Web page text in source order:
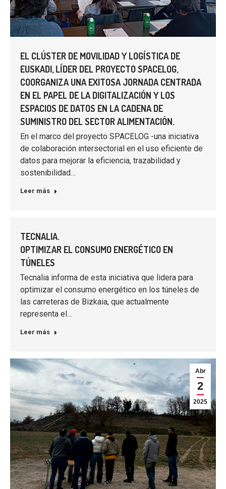
EL CLÚSTER DE MOVILIDAD Y LOGÍSTICA DE
EUSKADI, LÍDER DEL PROYECTO SPACELOG,
COORGANIZA UNA EXITOSA JORNADA CENTRADA
EN EL PAPEL DE LA DIGITALIZACIÓN Y LOS
ESPACIOS DE DATOS EN LA CADENA DE
SUMINISTRO DEL SECTOR ALIMENTACIÓN.
En el marco del proyecto SPACELOG -una iniciativa
de colaboración intersectorial en el uso eficiente de
datos para mejorar la eficiencia, trazabilidad y
sostenibilidad…
Leer más
TECNALIA.
OPTIMIZAR EL CONSUMO ENERGÉTICO EN
TÚNELES
Tecnalia informa de esta iniciativa que lidera para
optimizar el consumo energético en los túneles de
las carreteras de Bizkaia, que actualmente
representa el…
Leer más
Abr
2
2025